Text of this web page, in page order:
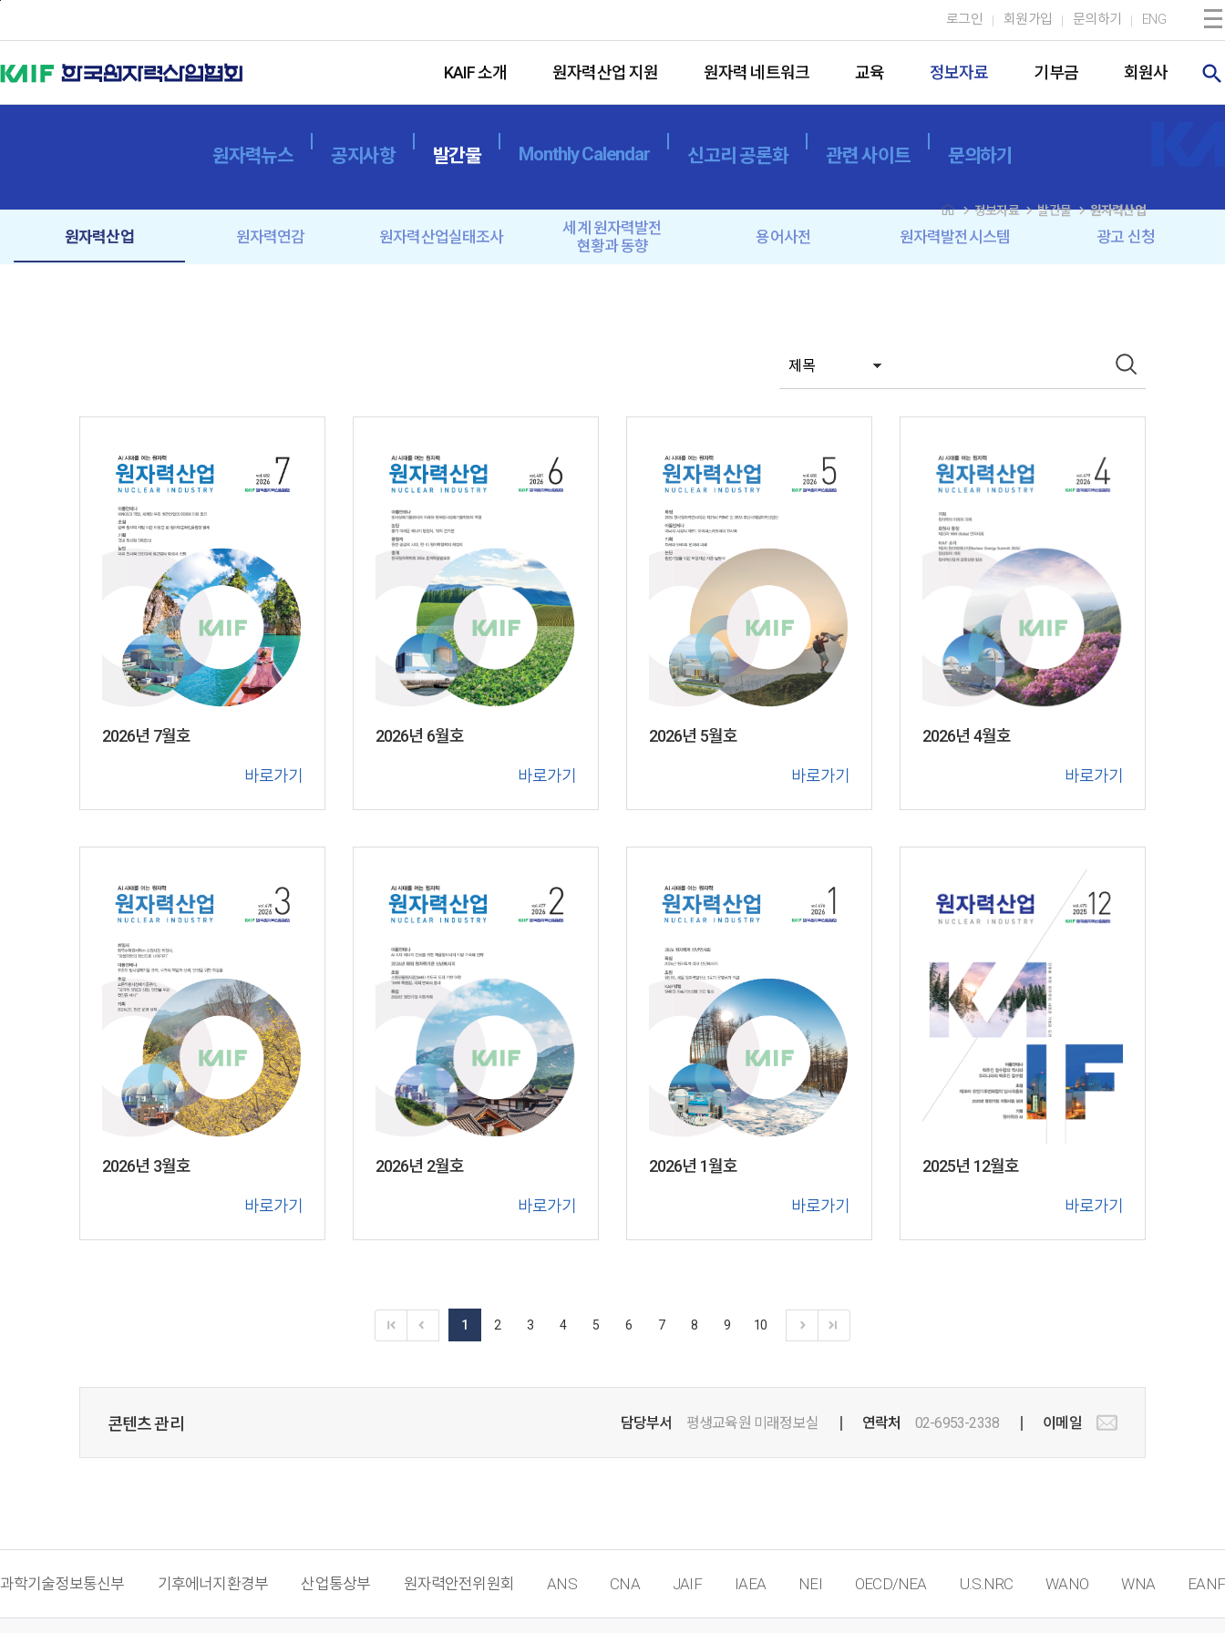
로그인 회원가입 문의하기 ENG
KAIF 소개 원자력산업 지원 원자력 네트워크 교육 정보자료 기부금 회원사 search
원자력뉴스 공지사항 발간물 Monthly Calendar 신고리 공론화 관련 사이트 문의하기
원자력산업 원자력연감 원자력산업실태조사
세계 원자력발전
현황과 동향
용어사전 원자력발전시스템 광고 신청
navigate_next정보자료navigate_next발간물navigate_next원자력산업
2026년 7월호
바로가기
2026년 6월호
바로가기
2026년 5월호
바로가기
2026년 4월호
바로가기
2026년 3월호
바로가기
2026년 2월호
바로가기
2026년 1월호
바로가기
2025년 12월호
바로가기
1 2 3 4 5 6 7 8 9 10
콘텐츠 관리 담당부서 평생교육원 미래정보실 연락처 02-6953-2338 이메일
과학기술정보통신부 기후에너지환경부 산업통상부 원자력안전위원회 ANS CNA JAIF IAEA NEI OECD/NEA U.S.NRC WANO WNA EANF